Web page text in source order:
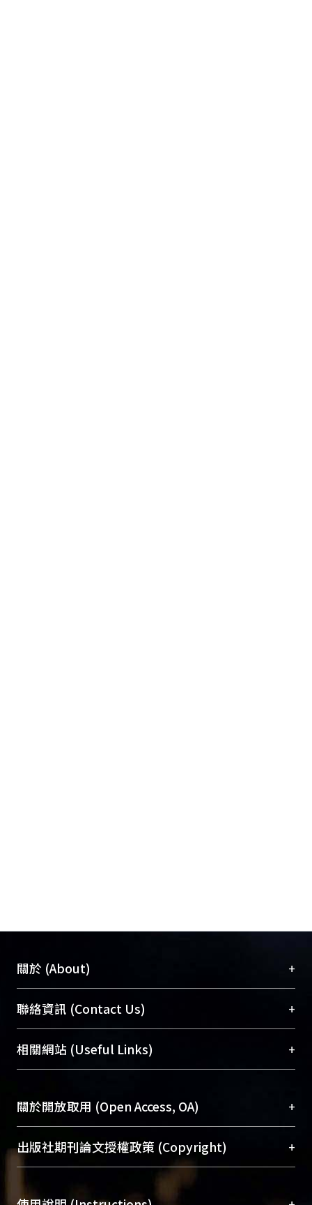
關於 (About) +
臺大位居世界頂尖大學之列，為永久珍藏及向國際
展現本校豐碩的研究成果及學術能量，圖書館整合
機構典藏（NTUR）與學術庫（AH）不同功能平
台，成為臺大學術典藏NTU scholars。期能整合研
成果。
To permanently archive and promote researcher
profiles and scholarly works, Library integrates the
services of “NTU Repository” with “Academic
Hub” to form NTU Scholars.
聯絡資訊 (Contact Us) +
總館學科館員(Main Library)
醫學圖書館學科館員(Medical Library)
Sciences Library)
相關網站 (Useful Links) +
關於開放取用 (Open Access, OA) +
開放取用是從使用者角度提升資訊取用性的社會運
動，應用在學術研究上是透過將研究著作公開供使
用者自由取閱，以促進學術傳播及因應期刊訂購費
用逐年攀升。同時可加速研究發展、提升研究影響
出版社期刊論文授權政策 (Copyright) +
請確認所上傳的全文是原創的內容，若該文件包